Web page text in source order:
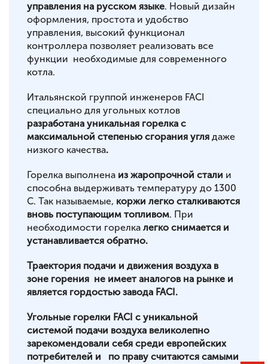
управления на русском языке. Новый дизайн
оформления, простота и удобство
управления, высокий функционал
контроллера позволяет реализовать все
функции необходимые для современного
котла.
Итальянской группой инженеров FACI
специально для угольных котлов
разработана уникальная горелка с
максимальной степенью сгорания угля даже
низкого качества.
Горелка выполнена из жаропрочной стали и
способна выдерживать температуру до 1300
С. Так называемые, коржи легко сталкиваются
вновь поступающим топливом. При
необходимости горелка легко снимается и
устанавливается обратно.
Траектория подачи и движения воздуха в
зоне горения не имеет аналогов на рынке и
является гордостью завода FACI.
Угольные горелки FACI c уникальной
системой подачи воздуха великолепно
зарекомендовали себя среди европейских
потребителей и по праву считаются самыми